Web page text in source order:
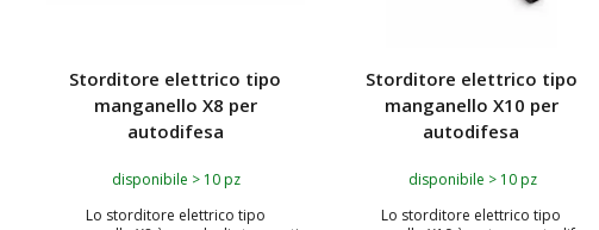
Storditore elettrico tipo
manganello X8 per
autodifesa
disponibile > 10 pz
Lo storditore elettrico tipo
Storditore elettrico tipo
manganello X10 per
autodifesa
disponibile > 10 pz
Lo storditore elettrico tipo